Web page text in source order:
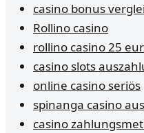
casino bonus
Rollino casino
rollino casino 25
casino slots
online casino seriös
spinanga casino
casino